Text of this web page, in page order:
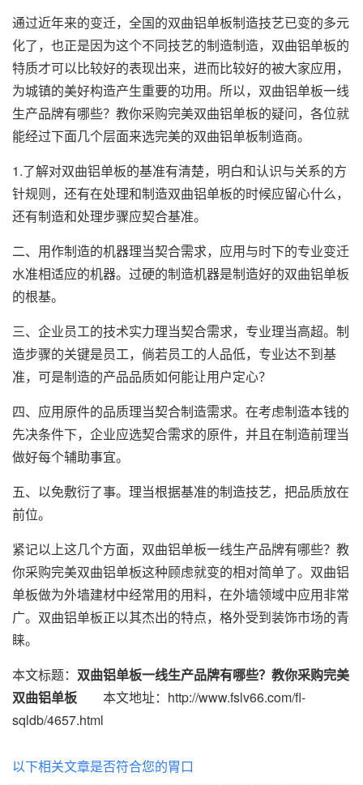
通过近年来的变迁，全国的双曲铝单板制造技艺已变的多元
化了，也正是因为这个不同技艺的制造制造， 双曲铝单板的
特质才可以比较好的表现出来，进而比较好的被大家应用，
为城镇的美好构造产生重要的功用。所以，双曲铝单板一线
生产品牌有哪些？教你采购完美双曲铝单板的疑问，各位就
能经过下面几个层面来选完美的双曲铝单板制造商。
1.了解对双曲铝单板的基准有清楚，明白和认识与关系的方
针规则，还有在处理和制造双曲铝单板的时候应留心什么，
还有制造和处理步骤应契合基准。
二、用作制造的机器理当契合需求，应用与时下的专业变迁
水准相适应的机器。过硬的制造机器是制造好的双曲铝单板
的根基。
三、企业员工的技术实力理当契合需求，专业理当高超。制
造步骤的关键是员工，倘若员工的人品低，专业达不到基
准，可是制造的产品品质如何能让用户定心？
四、应用原件的品质理当契合制造需求。在考虑制造本钱的
先决条件下，企业应选契合需求的原件，并且在制造前理当
做好每个辅助事宜。
五、以免敷衍了事。理当根据基准的制造技艺，把品质放在
前位。
紧记以上这几个方面，双曲铝单板一线生产品牌有哪些？教
你采购完美双曲铝单板这种顾虑就变的相对简单了。双曲铝
单板做为外墙建材中经常用的用料，在外墙领域中应用非常
广。双曲铝单板正以其杰出的特点，格外受到装饰市场的青
睐。
本文标题： 双曲铝单板一线生产品牌有哪些？教你采购完美
双曲铝单板 本文地址：http://www.fslv66.com/fl-
sqldb/4657.html
以下相关文章是否符合您的胃口